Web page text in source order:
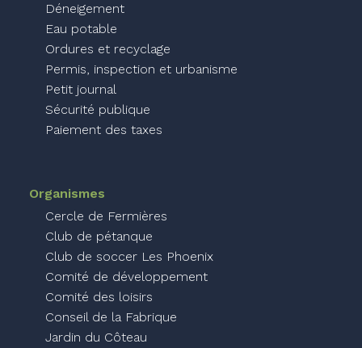
Déneigement
Eau potable
Ordures et recyclage
Permis, inspection et urbanisme
Petit journal
Sécurité publique
Paiement des taxes
Organismes
Cercle de Fermières
Club de pétanque
Club de soccer Les Phoenix
Comité de développement
Comité des loisirs
Conseil de la Fabrique
Jardin du Côteau